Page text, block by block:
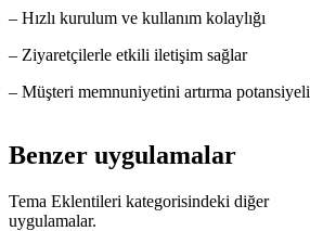
– Hızlı kurulum ve kullanım kolaylığı
– Ziyaretçilerle etkili iletişim sağlar
– Müşteri memnuniyetini artırma potansiyeli
Benzer uygulamalar
Tema Eklentileri kategorisindeki diğer
uygulamalar.